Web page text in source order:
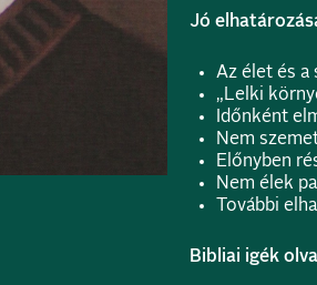
Jó
Az élet és
„Lelki
Időnként
Nem
Előnyben
Nem élek
További
Bibliai igék